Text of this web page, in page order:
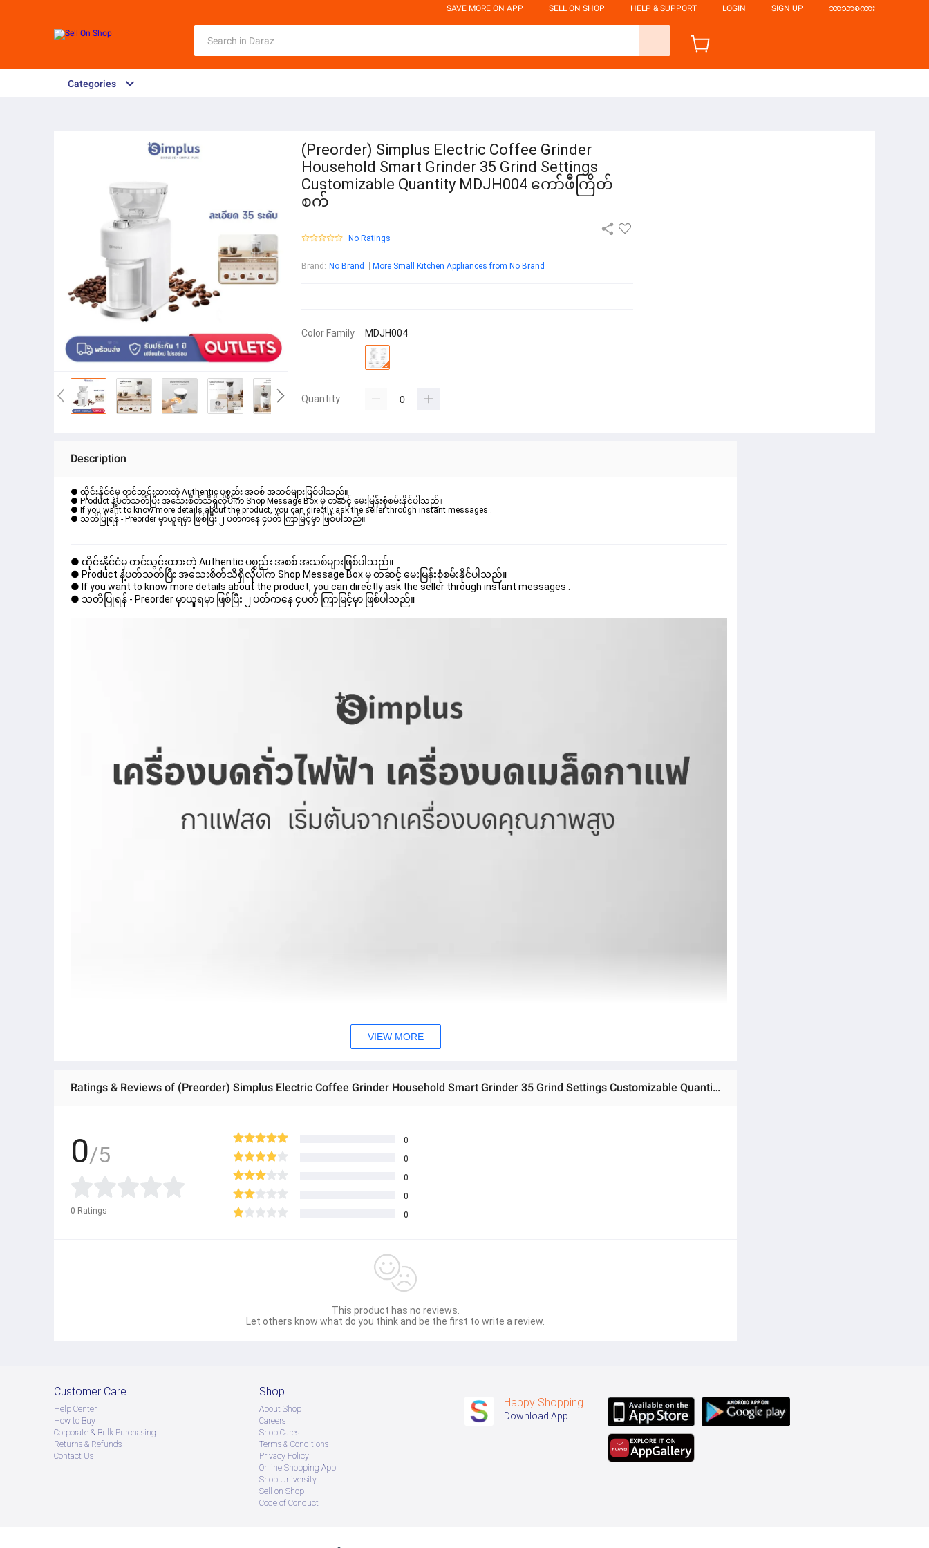
SAVE MORE ON APP SELL ON SHOP HELP & SUPPORT LOGIN SIGN UP ဘာသာစကား
Categories
(Preorder) Simplus Electric Coffee Grinder
Household Smart Grinder 35 Grind Settings
Customizable Quantity MDJH004 ကော်ဖီကြိတ်
စက်
No Ratings
Brand : No Brand More Small Kitchen Appliances from No Brand
Color Family MDJH004
Quantity
Description
● ထိုင်းနိုင်ငံမှ တင်သွင်းထားတဲ့ Authentic ပစ္စည်း အစစ် အသစ်များဖြစ်ပါသည်။
● Product နဲ့ပတ်သတ်ပြီး အသေးစိတ်သိရှိလိုပါက Shop Message Box မှ တဆင့် မေးမြန်းစုံစမ်းနိုင်ပါသည်။
● If you want to know more details about the product, you can directly ask the seller through instant messages .
● သတိပြုရန် - Preorder မှာယူရမှာ ဖြစ်ပြီး ၂ ပတ်ကနေ ၄ပတ် ကြာမြင့်မှာ ဖြစ်ပါသည်။
● ထိုင်းနိုင်ငံမှ တင်သွင်းထားတဲ့ Authentic ပစ္စည်း အစစ် အသစ်များဖြစ်ပါသည်။
● Product နဲ့ပတ်သတ်ပြီး အသေးစိတ်သိရှိလိုပါက Shop Message Box မှ တဆင့် မေးမြန်းစုံစမ်းနိုင်ပါသည်။
● If you want to know more details about the product, you can directly ask the seller through instant messages .
● သတိပြုရန် - Preorder မှာယူရမှာ ဖြစ်ပြီး ၂ ပတ်ကနေ ၄ပတ် ကြာမြင့်မှာ ဖြစ်ပါသည်။
VIEW MORE
Ratings & Reviews of (Preorder) Simplus Electric Coffee Grinder Household Smart Grinder 35 Grind Settings Customizable Quantity MDJH004 ကော်ဖီကြိတ်စက်
0/5
0 Ratings
0
0
0
0
0
This product has no reviews.
Let others know what do you think and be the first to write a review.
Customer Care
Help Center
How to Buy
Corporate & Bulk Purchasing
Returns & Refunds
Contact Us
Shop
About Shop
Careers
Shop Cares
Terms & Conditions
Privacy Policy
Online Shopping App
Shop University
Sell on Shop
Code of Conduct
Happy Shopping
Download App